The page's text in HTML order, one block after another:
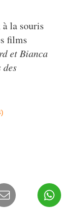
la souris
films
et Bianca
des